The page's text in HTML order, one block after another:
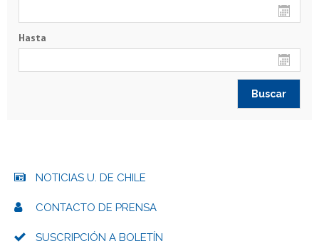
Hasta
NOTICIAS U. DE CHILE
CONTACTO DE PRENSA
SUSCRIPCIÓN A BOLETÍN